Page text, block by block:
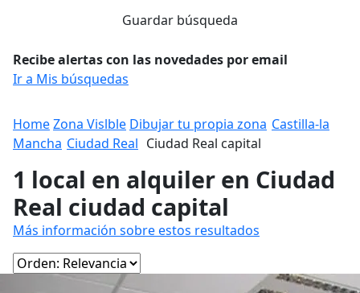
Guardar búsqueda
Recibe alertas con las novedades por email
Ir a Mis búsquedas
HomeZona Vislble Dibujar tu propia zona Castilla-la
Mancha Ciudad Real Ciudad Real capital
1 local en alquiler en Ciudad
Real ciudad capital
Más información sobre estos resultados